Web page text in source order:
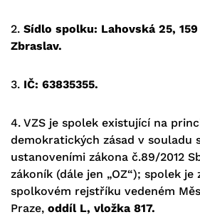
2. Sídlo spolku: Lahovská 25,
Zbraslav.
3. IČ: 63835355.
4. VZS je spolek existující na
demokratických zásad v souladu
ustanoveními zákona č.89/2012
zákoník (dále jen „OZ“); spolek je
spolkovém rejstříku vedeném
Praze, oddíl L, vložka 817.